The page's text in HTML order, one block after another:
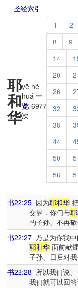
圣经索引
耶
和
华
yē hé
huá 一
览-6977
次
1 2
8
9
14
20
26
32
38
44
50
56
书22:25 因为耶和华
交界．你们与
的子孙、不再
书22:27 乃是为你我
耶和华面前献
子孙、日后对
书22:28 所以我们说
我们就可以回